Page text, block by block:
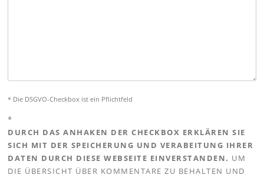
* Die DSGVO-Checkbox ist ein Pflichtfeld
*
DURCH DAS ANHAKEN DER CHECKBOX ERKLÄREN SIE
SICH MIT DER SPEICHERUNG UND VERABEITUNG IHRER
DATEN DURCH DIESE WEBSEITE EINVERSTANDEN. UM
DIE ÜBERSICHT ÜBER KOMMENTARE ZU BEHALTEN UND